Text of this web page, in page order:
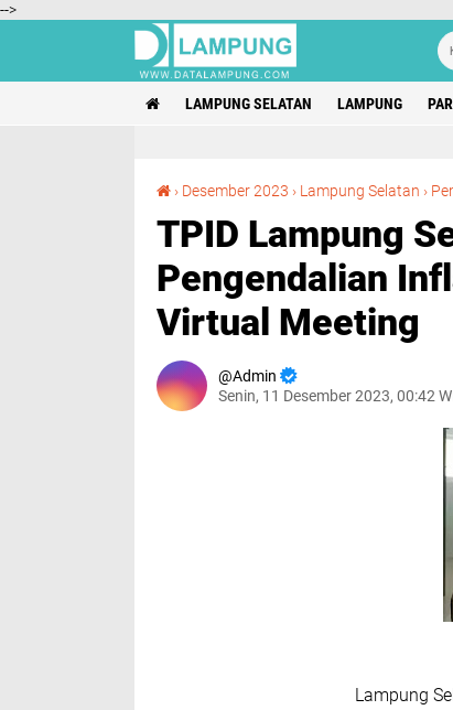
-->
LAMPUNG SELATAN LAMPUNG
› Desember 2023 › Lampung Selatan ›
TPID Lampung
Pengendalian
Virtual Meeting
Admin
Senin, 11 Desember 2023, 00:42
Lampung